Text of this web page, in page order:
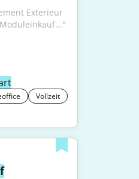
Exterieur
Vollzeit